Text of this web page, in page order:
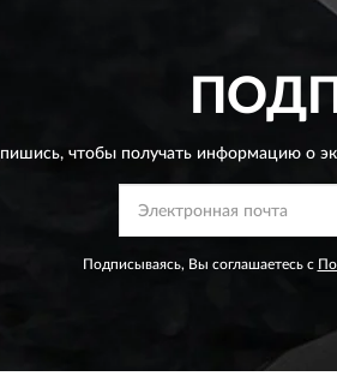
чтобы получать информацию о
Подписываясь, Вы соглашаетесь с